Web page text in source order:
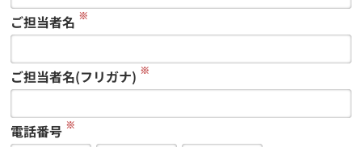
ご担当者名 ※
ご担当者名(フリガナ) ※
電話番号 ※